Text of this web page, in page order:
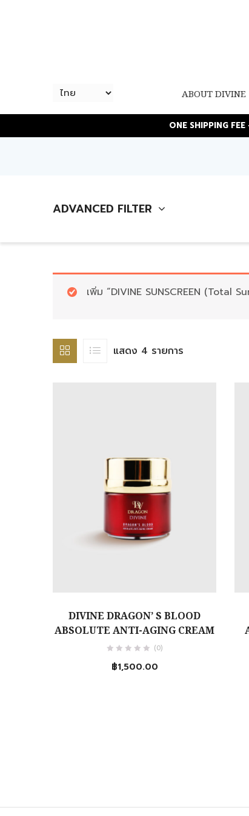
ABOUT DIVINE
ONE SHIPPING
ADVANCED FILTER
เพิ่ม “DIVINE SUNSCREEN (Total
แสดง 4 รายการ
DIVINE DRAGON’ S BLOOD
ABSOLUTE ANTI-AGING CREAM
(0)
฿1,500.00